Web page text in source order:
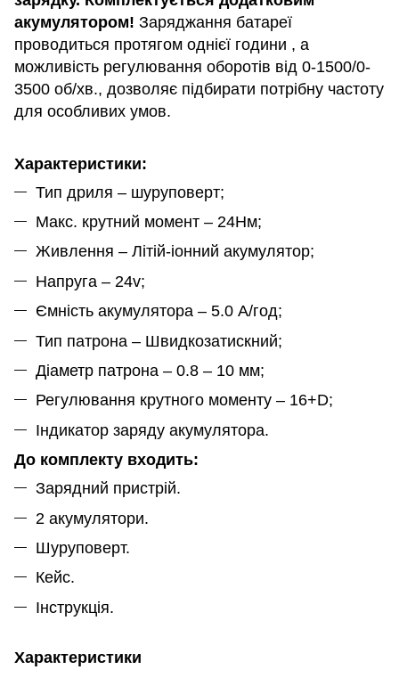
акумулятором! Заряджання батареї
проводиться протягом однієї години , а
можливість регулювання оборотів від 0-1500/0-
3500 об/хв., дозволяє підбирати потрібну частоту
для особливих умов.
Характеристики:
Тип дриля – шуруповерт;
Макс. крутний момент – 24Нм;
Живлення – Літій-іонний акумулятор;
Напруга – 24v;
Ємність акумулятора – 5.0 А/год;
Тип патрона – Швидкозатискний;
Діаметр патрона – 0.8 – 10 мм;
Регулювання крутного моменту – 16+D;
Індикатор заряду акумулятора.
До комплекту входить:
Зарядний пристрій.
2 акумулятори.
Шуруповерт.
Кейс.
Інструкція.
Характеристики